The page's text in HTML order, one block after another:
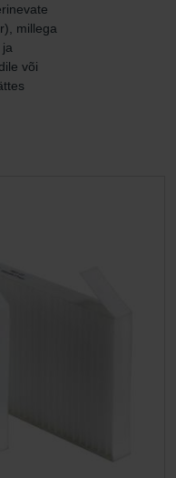
millega
või